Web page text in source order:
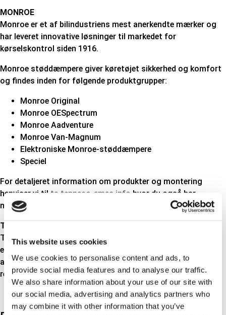
This website uses cookies
We use cookies to personalise content and ads, to
provide social media features and to analyse our traffic.
We also share information about your use of our site with
our social media, advertising and analytics partners who
may combine it with other information that you’ve
MONROE
Monroe er et af bilindustriens mest anerkendte mærker og
har leveret innovative løsninger til markedet for
kørselskontrol siden 1916.
Monroe støddæmpere giver køretøjet sikkerhed og komfort
og findes inden for følgende produktgrupper:
Monroe Original
Monroe OESpectrum
Monroe Aadventure
Monroe Van-Magnum
Elektroniske Monroe-støddæmpere
Speciel
For detaljeret information om produkter og montering
henviser vi til ta.tenneco-emea.info hvor du også har
mulighed for at tilmelde dig Tenneco's nyhedsbrev.
TRISCAN
Til den ældre, men højfrekvente del af vognparken, er vores
egne Triscan støddæmpere i OE-kvalitet et prisbilligt
alternativ. Støddæmperprogrammet på mere end 100
referencer består udelukkende af gasdæmpere.